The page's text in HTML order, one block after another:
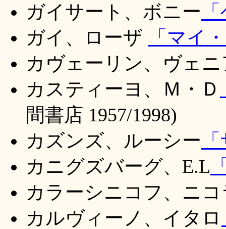
ガイサート、ボニー
ガイ、ローザ
「マイ
カヴェーリン、ヴェ
カスティーヨ、Ｍ・Ｄ
間書店 1957/1998)
カズンズ、ルーシー
カニグズバーグ、E.L
カラーシニコフ、ニ
カルヴィーノ、イタロ